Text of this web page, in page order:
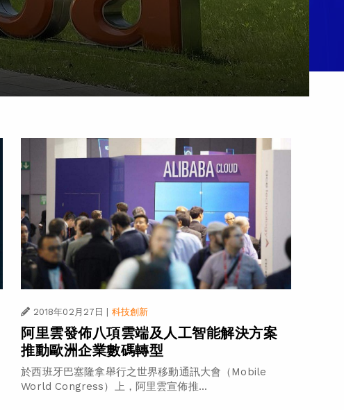
2018年02月27日 科技創新
阿里雲發佈八項雲端及人工智能解決方案
推動歐洲企業數碼轉型
於西班牙巴塞隆拿舉行之世界移動通訊大會（Mobile
World Congress）上，阿里雲宣佈推...